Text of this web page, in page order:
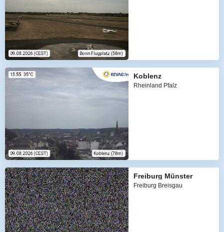
Koblenz
Rheinland Pfalz
Freiburg Münster
Freiburg Breisgau